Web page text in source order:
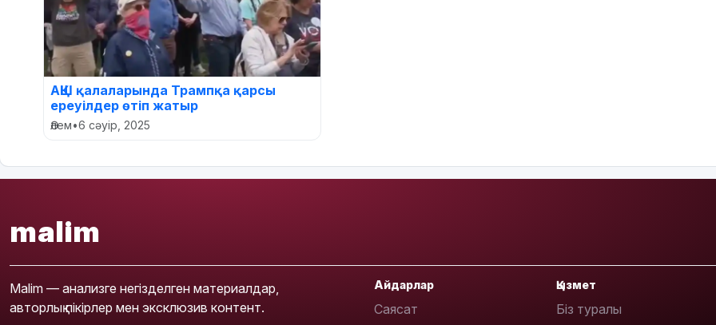
АҚШ қалаларында Трампқа қарсы
ереуілдер өтіп жатыр
Әлем•6 сәуір, 2025
malim
Malim — анализге негізделген материалдар,
авторлық пікірлер мен эксклюзив контент.
Айдарлар
Саясат
Қызмет
Біз туралы